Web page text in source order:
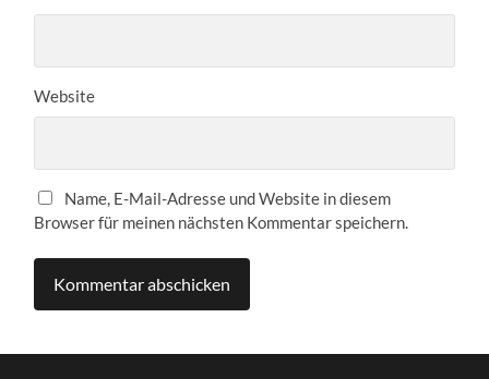
Website
Name, E-Mail-Adresse und Website in diesem
Browser für meinen nächsten Kommentar speichern.